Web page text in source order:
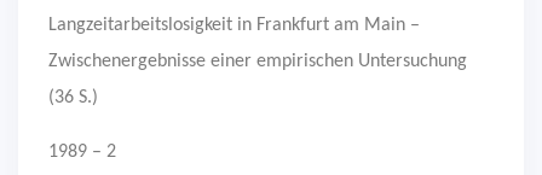
Langzeitarbeitslosigkeit in Frankfurt am Main –
Zwischenergebnisse einer empirischen Untersuchung
(36 S.)
1989 – 2